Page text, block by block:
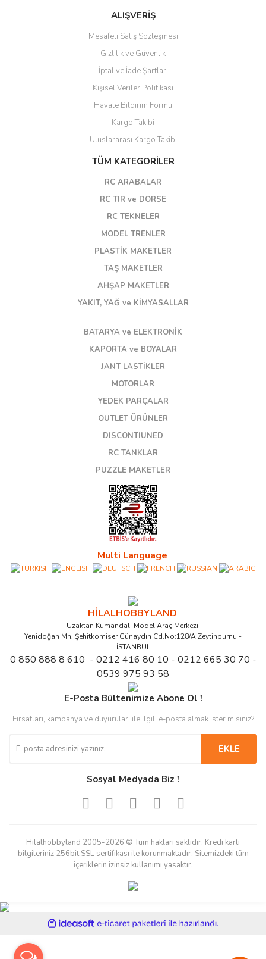
ALIŞVERİŞ
Mesafeli Satış Sözleşmesi
Gizlilik ve Güvenlik
İptal ve İade Şartları
Kişisel Veriler Politikası
Havale Bildirim Formu
Kargo Takibi
Uluslararası Kargo Takibi
TÜM KATEGORİLER
RC ARABALAR
RC TIR ve DORSE
RC TEKNELER
MODEL TRENLER
PLASTİK MAKETLER
TAŞ MAKETLER
AHŞAP MAKETLER
YAKIT, YAĞ ve KİMYASALLAR
BATARYA ve ELEKTRONİK
KAPORTA ve BOYALAR
JANT LASTİKLER
MOTORLAR
YEDEK PARÇALAR
OUTLET ÜRÜNLER
DISCONTIUNED
RC TANKLAR
PUZZLE MAKETLER
Multi Language
HİLALHOBBYLAND
Uzaktan Kumandalı Model Araç Merkezi
Yenidoğan Mh. Şehitkomiser Günaydın Cd.No:128/A Zeytinburnu -
İSTANBUL
0 850 888 8 610 - 0212 416 80 10 - 0212 665 30 70 -
0539 975 93 58
E-Posta Bültenimize Abone Ol !
Fırsatları, kampanya ve duyuruları ile ilgili e-posta almak ister misiniz?
EKLE
Sosyal Medyada Biz !
Hilalhobbyland 2005-2026 © Tüm hakları saklıdır. Kredi kartı
bilgileriniz 256bit SSL sertifikası ile korunmaktadır. Sitemizdeki tüm
içeriklerin izinsiz kullanımı yasaktır.
ideasoft
e-